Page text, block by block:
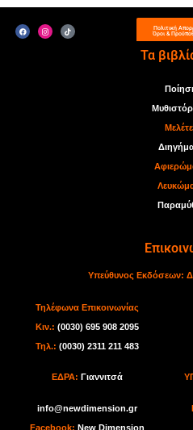
Πολιτική
Όροι &
Τα
Υπεύθυνος Εκδόσεων:
Τηλέφωνα Επικοινωνίας
Κιν.: (0030) 695 908 2095
Τηλ.: (0030) 2311 211 483
ΕΔΡΑ: Γιαννιτσά
info@newdimension.gr
Facebook:New Dimension